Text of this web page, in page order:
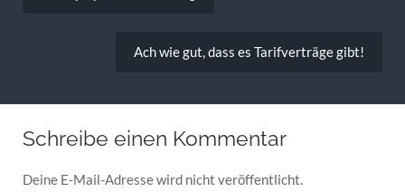
Ach wie gut, dass es Tarifverträge gibt!
Schreibe einen Kommentar
Deine E-Mail-Adresse wird nicht veröffentlicht.